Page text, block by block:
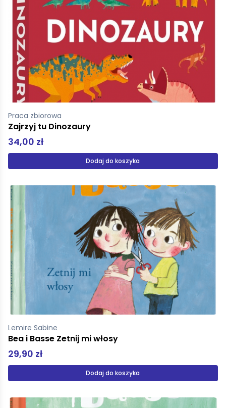
Praca zbiorowa
Zajrzyj tu Dinozaury
34,00 zł
Dodaj do koszyka
Lemire Sabine
Bea i Basse Zetnij mi włosy
29,90 zł
Dodaj do koszyka